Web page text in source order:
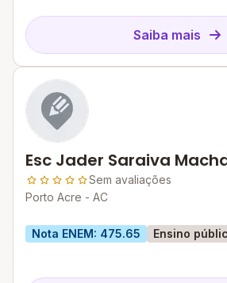
Saiba mais
Esc Jader Saraiva
Sem avaliações
Porto Acre - AC
Nota ENEM: 475.65 Ensino